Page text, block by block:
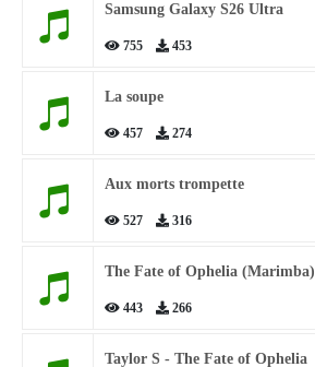
Samsung Galaxy S26 Ultra
755 453
La soupe
457 274
Aux morts trompette
527 316
The Fate of Ophelia (Marimba)
443 266
Taylor S - The Fate of Ophelia